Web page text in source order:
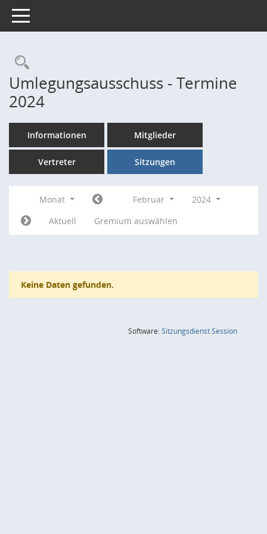
Toggle navigation
Rechercheauswahl
Umlegungsausschuss - Termine
2024
Informationen Mitglieder
Vertreter Sitzungen
Monat Februar
2024
Aktuell
Gremium auswählen
Keine Daten gefunden.
Software:SitzungsdienstSession(Wird in